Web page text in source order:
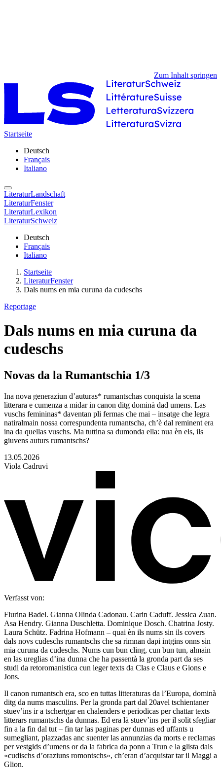
Zum Inhalt springen
Startseite
Deutsch
Français
Italiano
LiteraturLandschaft
LiteraturFenster
LiteraturLexikon
LiteraturSchweiz
Deutsch
Français
Italiano
Startseite
LiteraturFenster
Dals nums en mia curuna da cudeschs
Reportage
Dals nums en mia curuna da
cudeschs
Novas da la Rumantschia 1/3
Ina nova generaziun d’auturas* rumantschas conquista la scena
litterara e cumenza a midar in canon ditg dominà dad umens. Las
vuschs femininas* daventan pli fermas che mai – insatge che legra
natiralmain nossa correspundenta rumantscha, ch’è dal reminent era
ina da quellas vuschs. Ma tuttina sa dumonda ella: nua èn els, ils
giuvens auturs rumantschs?
13.05.2026
Viola Cadruvi
Verfasst von:
Flurina Badel. Gianna Olinda Cadonau. Carin Caduff. Jessica Zuan.
Asa Hendry. Gianna Duschletta. Dominique Dosch. Chatrina Josty.
Laura Schütz. Fadrina Hofmann – quai èn ils nums sin ils covers
dals novs cudeschs rumantschs che sa rimnan dapi intgins onns sin
mia curuna da cudeschs. Nums cun bun cling, cun bun tun, almain
en las ureglias d’ina dunna che ha passentà la gronda part da ses
studi da retoromanistica cun leger texts da Clas e Claus e Gions e
Jons.
Il canon rumantsch era, sco en tuttas litteraturas da l’Europa, dominà
ditg da nums masculins. Per la gronda part dal 20avel tschientaner
stuev’ins ir a tschertgar en chalenders e periodicas per chattar texts
litterars rumantschs da dunnas. Ed era là stuev’ins per il solit sfegliar
fin a la fin dal tut – fin tar las paginas per dunnas ed uffants u
sumegliant, plazzadas anc suenter las annunzias da morts e reclamas
per vestgids d’umens or da la fabrica da ponn a Trun e la glista dals
«cudischs d’oraziuns romontschs», ch’eran d’acquistar tar il Maggi a
Glion.